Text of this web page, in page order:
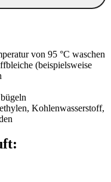
von 95 °C waschen
(beispielsweise
Kohlenwasserstoff,